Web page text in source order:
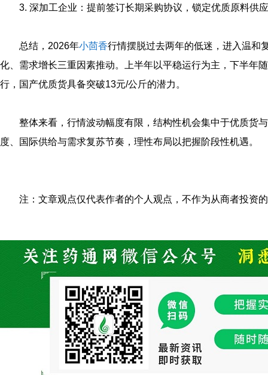
3. 深加工企业：提前签订长期采购协议，锁定优质原料供
总结，2026年小茴香行情摆脱过去两年的低迷，进入温和
化、需求增长三重因素推动。上半年以平稳运行为主，下半年
行，国产优质货具备突破13元/公斤的潜力。
整体来看，行情波动幅度有限，结构性机会集中于优质货
度、国际供给与需求复苏节奏，理性布局以把握阶段性机遇。
注：文章观点仅代表作者的个人观点，不作为从商者投资